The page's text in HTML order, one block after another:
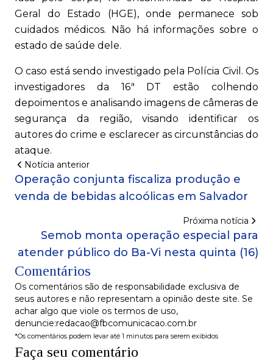
Geral do Estado (HGE), onde permanece sob
cuidados médicos. Não há informações sobre o
estado de saúde dele.
O caso está sendo investigado pela Polícia Civil. Os
investigadores da 16ª DT estão colhendo
depoimentos e analisando imagens de câmeras de
segurança da região, visando identificar os
autores do crime e esclarecer as circunstâncias do
ataque.
Notícia anterior
Operação conjunta fiscaliza produção e
venda de bebidas alcoólicas em Salvador
Próxima notícia
Semob monta operação especial para
atender público do Ba-Vi nesta quinta (16)
Comentários
Os comentários são de responsabilidade exclusiva de
seus autores e não representam a opinião deste site. Se
achar algo que viole os termos de uso,
denuncie:redacao@fbcomunicacao.com.br
*Os comentários podem levar até 1 minutos para serem exibidos
Faça seu comentário